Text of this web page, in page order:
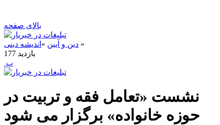
بالای صفحه
دین و آیین » اندیشه دینی
»
177 بازدید
‍ پ
نشست «تعامل فقه و تربیت در
حوزه خانواده» برگزار می شود